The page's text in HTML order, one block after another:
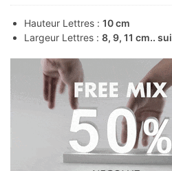
Hauteur Lettres : 10 cm
Largeur Lettres : 8, 9, 11 cm..